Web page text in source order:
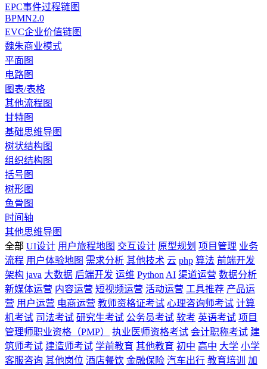
EPC事件过程链图
BPMN2.0
EVC企业价值链图
魏朱商业模式
平面图
电路图
图表/表格
其他流程图
甘特图
基础思维导图
树状结构图
组织结构图
括号图
树形图
鱼骨图
时间轴
其他思维导图
全部 UI设计 用户旅程地图 交互设计 原型规划 项目管理 业务
流程 用户体验地图 需求分析 其他技术 云 php 算法 前端开发
架构 java 大数据 后端开发 运维 Python AI 渠道运营 数据分析
新媒体运营 内容运营 短视频运营 活动运营 工具推荐 产品运
营 用户运营 电商运营 教师资格证考试 心理咨询师考试 计算
机考试 司法考试 研究生考试 公务员考试 软考 英语考试 项目
管理师职业资格（PMP）
执业医师资格考试 会计职称考试 建
筑师考试 建造师考试 学前教育 其他教育 初中 高中 大学 小学
客服咨询 其他岗位 酒店餐饮 金融保险 汽车出行 教育培训
加